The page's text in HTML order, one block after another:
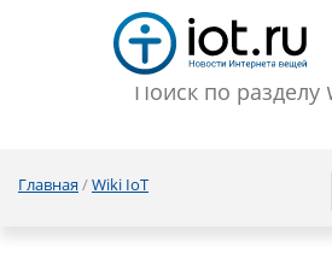
Главная /Wiki IoT